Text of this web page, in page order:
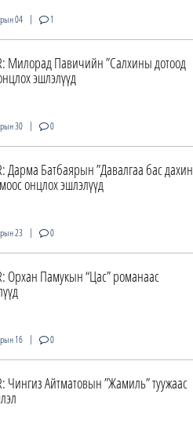
04 | 1
Милорад Павичийн ”Салхины дотоод
эшлэлүүд
30 | 0
Дарма Батбаярын ”Давалгаа бас дахин
онцлох эшлэлүүд
23 | 0
Орхан Памукын “Цас” романаас
16 | 0
Чингиз Айтматовын ”Жамиль” туужаас